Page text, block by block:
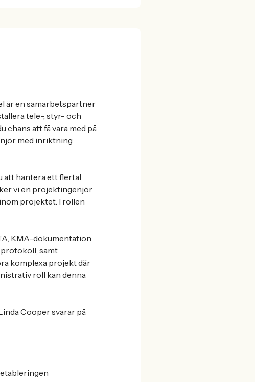
är en samarbetspartner
tele-, styr- och
chans att få vara med på
med inriktning
att hantera ett flertal
vi en projektingenjör
projektet. I rollen
KMA-dokumentation
samt
komplexa projekt där
roll kan denna
Cooper svarar på